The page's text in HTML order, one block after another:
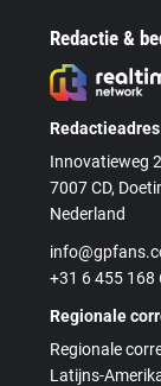
Redactie &
Innovatieweg
7007 CD,
Nederland
+31 6 455 168
Regionale
Regionale
Latijns-